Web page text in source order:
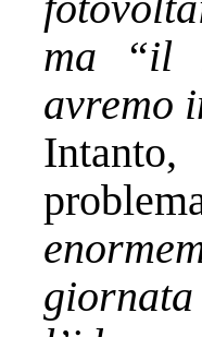
ma “il
avremo